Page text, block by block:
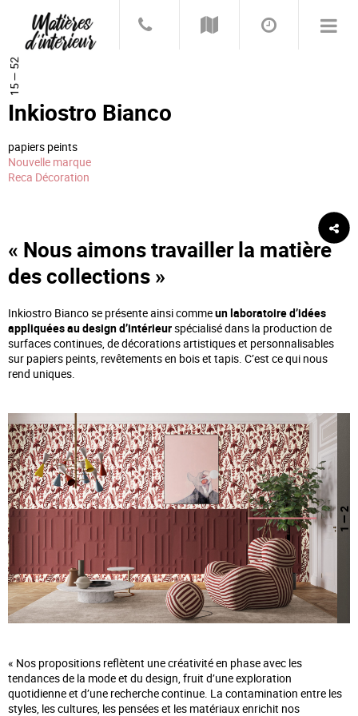
15 — 52
Inkiostro Bianco
papiers peints
Nouvelle marque
Reca Décoration
« Nous aimons travailler la matière
des collections »
Inkiostro Bianco se présente ainsi commeun laboratoire d’idées
appliquées au design d’intérieurspécialisé dans la production de
surfaces continues, de décorations artistiques et personnalisables
sur papiers peints, revêtements en bois et tapis. C’est ce qui nous
rend uniques.
1
— 2
« Nos propositions reflètent une créativité en phase avec les
tendances de la mode et du design, fruit d’une exploration
quotidienne et d’une recherche continue. La contamination entre les
styles, les cultures, les pensées et les matériaux enrichit nos